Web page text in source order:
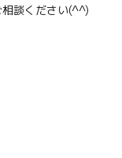
談ください(^^)